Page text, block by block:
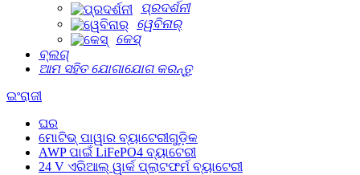
ପ୍ରଦର୍ଶନୀ
ୱେବିନାର୍
କେସ୍
ବ୍ଲଗ୍
ଆମ ସହିତ ଯୋଗାଯୋଗ କରନ୍ତୁ
ଇଂରାଜୀ
ଘର
ମୋଟିଭ୍ ପାୱାର ବ୍ୟାଟେରୀଗୁଡ଼ିକ
AWP ପାଇଁ LiFePO4 ବ୍ୟାଟେରୀ
24 V ଏରିଆଲ୍ ୱାର୍କ ପ୍ଲାଟଫର୍ମ ବ୍ୟାଟେରୀ